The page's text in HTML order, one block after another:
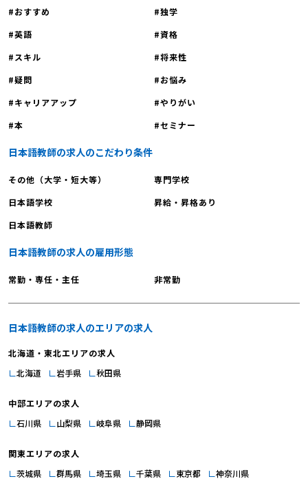
おすすめ
独学
英語
資格
スキル
将来性
疑問
お悩み
キャリアアップ
やりがい
本
セミナー
日本語教師の求人のこだわり条件
その他（大学・短大等）
専門学校
日本語学校
昇給・昇格あり
日本語教師
日本語教師の求人の雇用形態
常勤・専任・主任 非常勤
日本語教師の求人のエリアの求人
北海道・東北エリアの求人
北海道
岩手県 秋田県
中部エリアの求人
石川県
山梨県 岐阜県 静岡県
関東エリアの求人
茨城県
群馬県 埼玉県 千葉県 東京都 神奈川県